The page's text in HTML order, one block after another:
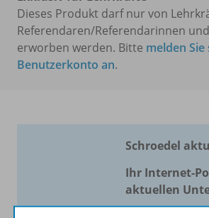
Dieses Produkt darf nur von
Referendaren/Referendarinnen
erworben werden. Bitte melden
Benutzerkonto an.
Schroedel
Ihr Internet-
aktuellen